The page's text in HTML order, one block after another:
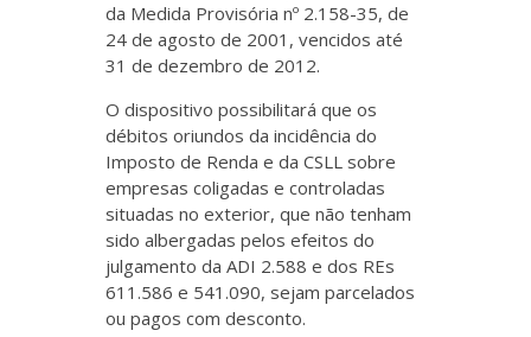
da Medida Provisória nº 2.158-35, de
24 de agosto de 2001, vencidos até
31 de dezembro de 2012.
O dispositivo possibilitará que os
débitos oriundos da incidência do
Imposto de Renda e da CSLL sobre
empresas coligadas e controladas
situadas no exterior, que não tenham
sido albergadas pelos efeitos do
julgamento da ADI 2.588 e dos REs
611.586 e 541.090, sejam parcelados
ou pagos com desconto.